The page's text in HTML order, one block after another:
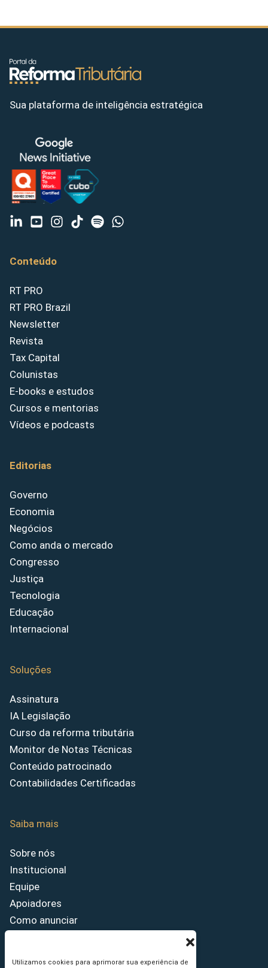
Utilizamos cookies para aprimorar sua experiência de
Sua plataforma de inteligência estratégica
Conteúdo
RT PRO
RT PRO Brazil
Newsletter
Revista
Tax Capital
Colunistas
E-books e estudos
Cursos e mentorias
Vídeos e podcasts
Editorias
Governo
Economia
Negócios
Como anda o mercado
Congresso
Justiça
Tecnologia
Educação
Internacional
Soluções
Assinatura
IA Legislação
Curso da reforma tributária
Monitor de Notas Técnicas
Conteúdo patrocinado
Contabilidades Certificadas
Saiba mais
Sobre nós
Institucional
Equipe
Apoiadores
Como anunciar